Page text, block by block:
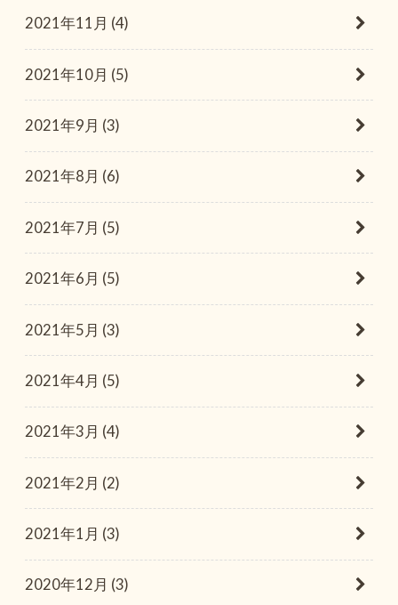
2021年11月 (4)
2021年10月 (5)
2021年9月 (3)
2021年8月 (6)
2021年7月 (5)
2021年6月 (5)
2021年5月 (3)
2021年4月 (5)
2021年3月 (4)
2021年2月 (2)
2021年1月 (3)
2020年12月 (3)